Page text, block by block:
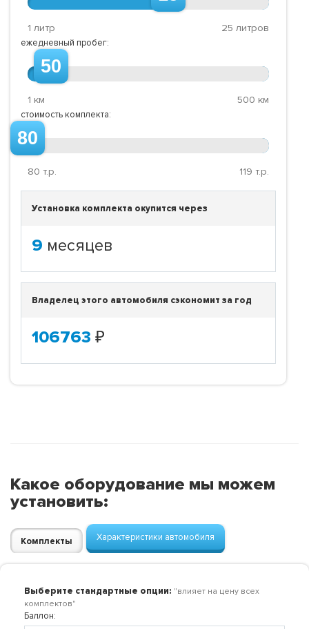
1 литр 25 литров
ежедневный пробег:
50
1 км 500 км
стоимость комплекта:
80
80 т.р. 119 т.р.
Установка комплекта окупится через
9 месяцев
Владелец этого автомобиля сэкономит за год
106763 ₽
Какое оборудование мы можем
установить:
Комплекты Характеристики автомобиля
Выберите стандартные опции: "влияет на цену всех
комплектов"
Баллон: